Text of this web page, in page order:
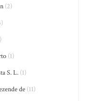
(2)
(1)
S. L.(1)
de (11)